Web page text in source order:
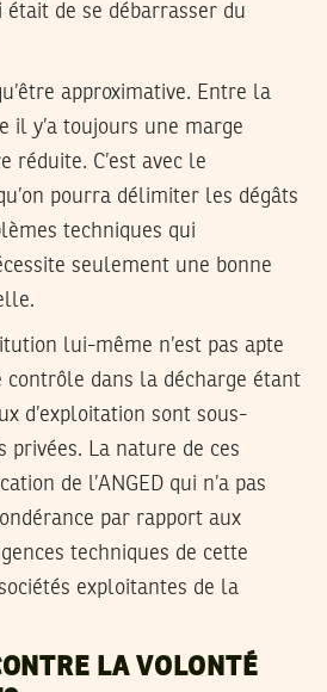
était de se débarrasser du
approximative. Entre la
il y’a toujours une marge
réduite. C’est avec le
pourra délimiter les dégâts
techniques qui
seulement une bonne
lui-même n’est pas apte
contrôle dans la décharge étant
d’exploitation sont sous-
privées. La nature de ces
de l’ANGED qui n’a pas
par rapport aux
techniques de cette
exploitantes de la
LA VOLONTÉ